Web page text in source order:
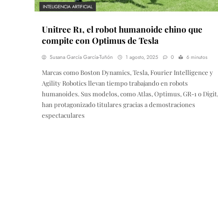
INTELIGENCIA ARTIFICIAL
Unitree R1, el robot humanoide chino que
compite con Optimus de Tesla
Susana García García-Tuñón 1 agosto, 2025 0 6 minutos
Marcas como Boston Dynamics, Tesla, Fourier Intelligence y
Agility Robotics llevan tiempo trabajando en robots
humanoides. Sus modelos, como Atlas, Optimus, GR-1 o Digit,
han protagonizado titulares gracias a demostraciones
espectaculares